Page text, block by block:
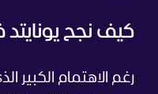
كيف نجح
رغم الاهتمام